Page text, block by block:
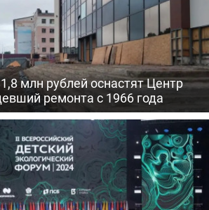
млн рублей оснастят Центр
ремонта с 1966 года